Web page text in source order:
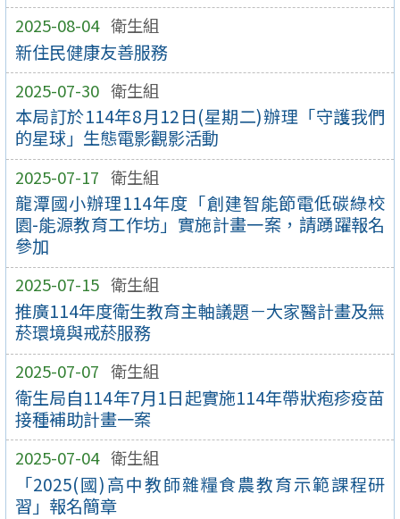
2025-08-04 衛生組
新住民健康友善服務
2025-07-30 衛生組
本局訂於114年8月12日(星期二)辦理「守護我們
的星球」生態電影觀影活動
2025-07-17 衛生組
龍潭國小辦理114年度「創建智能節電低碳綠校
園-能源教育工作坊」實施計畫一案，請踴躍報名
參加
2025-07-15 衛生組
推廣114年度衛生教育主軸議題－大家醫計畫及無
菸環境與戒菸服務
2025-07-07 衛生組
衛生局自114年7月1日起實施114年帶狀疱疹疫苗
接種補助計畫一案
2025-07-04 衛生組
「2025(國)高中教師雜糧食農教育示範課程研
習」報名簡章